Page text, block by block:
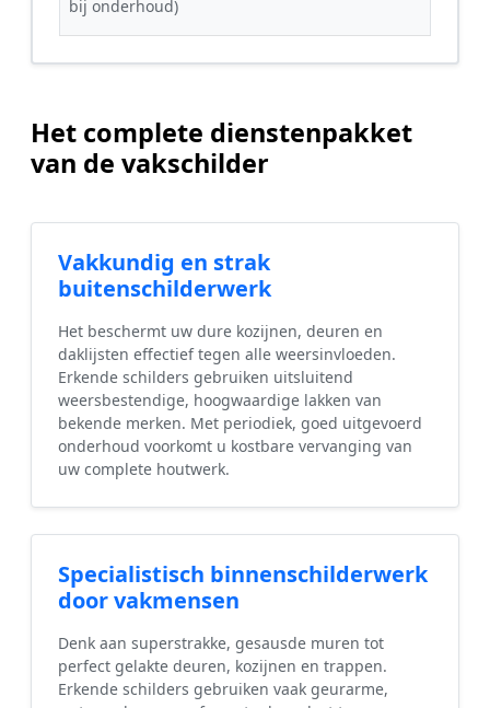
bij onderhoud)
Het complete dienstenpakket
van de vakschilder
Vakkundig en strak
buitenschilderwerk
Het beschermt uw dure kozijnen, deuren en
daklijsten effectief tegen alle weersinvloeden.
Erkende schilders gebruiken uitsluitend
weersbestendige, hoogwaardige lakken van
bekende merken. Met periodiek, goed uitgevoerd
onderhoud voorkomt u kostbare vervanging van
uw complete houtwerk.
Specialistisch binnenschilderwerk
door vakmensen
Denk aan superstrakke, gesausde muren tot
perfect gelakte deuren, kozijnen en trappen.
Erkende schilders gebruiken vaak geurarme,